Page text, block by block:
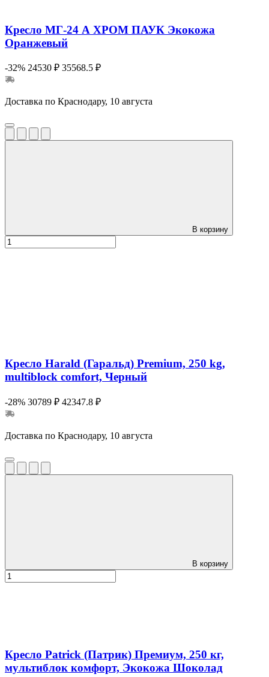
Кресло МГ-24 А ХРОМ ПАУК Экокожа
Оранжевый
-32% 24530 ₽ 35568.5 ₽
Доставка по Краснодару, 10 августа
В корзину
Кресло Harald (Гаральд) Premium, 250 kg,
multiblock comfort, Черный
-28% 30789 ₽ 42347.8 ₽
Доставка по Краснодару, 10 августа
В корзину
Кресло Patrick (Патрик) Премиум, 250 кг,
мультиблок комфорт, Экокожа Шоколад